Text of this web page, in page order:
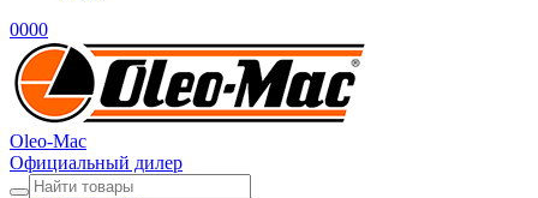
0000
Oleo-Mac
Официальный дилер